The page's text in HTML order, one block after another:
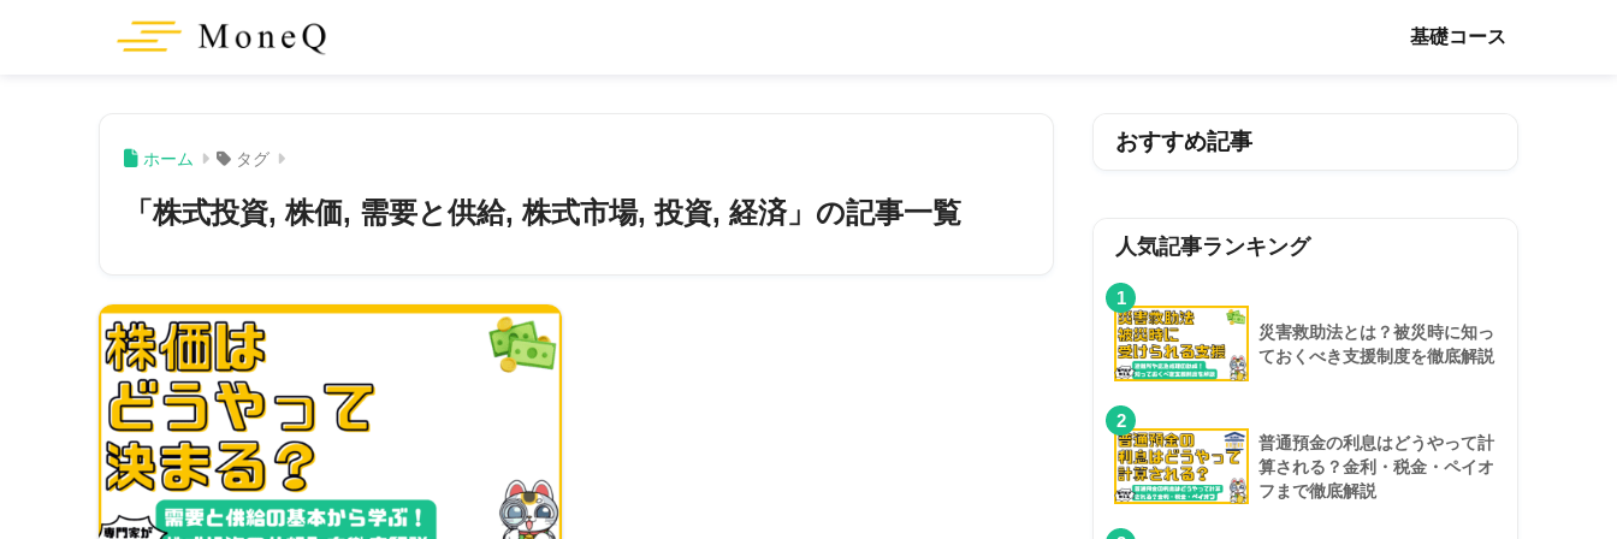
基礎コース
ホーム タグ
「株式投資, 株価, 需要と供給, 株式市場, 投資, 経済」の記事一覧
おすすめ記事
人気記事ランキング
1
災害救助法とは？被災時に知っ
ておくべき支援制度を徹底解説
2
普通預金の利息はどうやって計
算される？金利・税金・ペイオ
フまで徹底解説